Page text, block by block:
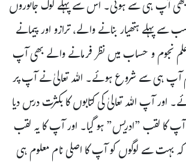
بھی آپ ہی سے ہوئی۔ اس سے پہلے لوگ جانوروں
سے پہلے ہتھیار بنانے والے، ترازو اور پیمانے
نجوم و حساب میں نظر فرمانے والے بھی آپ
ہی سے شروع ہوئے۔ اللہ تعالیٰ نے آپ پر
اور آپ اللہ تعالیٰ کی کتابوں کا بکثرت درس دیا
کا لقب ”ادریس” ہو گیا۔ اور آپ کا یہ لقب
بہت سے لوگوں کو آپ کا اصلی نام معلوم ہی